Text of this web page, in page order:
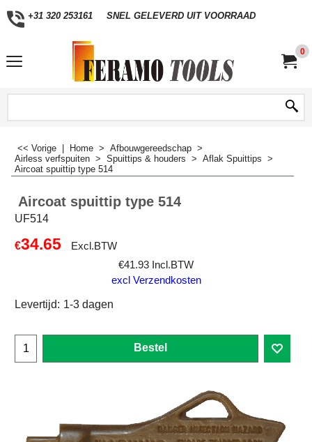
+31 320 253161 SNEL GELEVERD UIT VOORRAAD
0
<< Vorige Home > Afbouwgereedschap >
Airless verfspuiten > Spuittips & houders > Aflak Spuittips >
Aircoat spuittip type 514
Aircoat spuittip type 514
UF514
€34.65
Excl.BTW
€41.93 Incl.BTW
excl Verzendkosten
Levertijd: 1-3 dagen
Bestel